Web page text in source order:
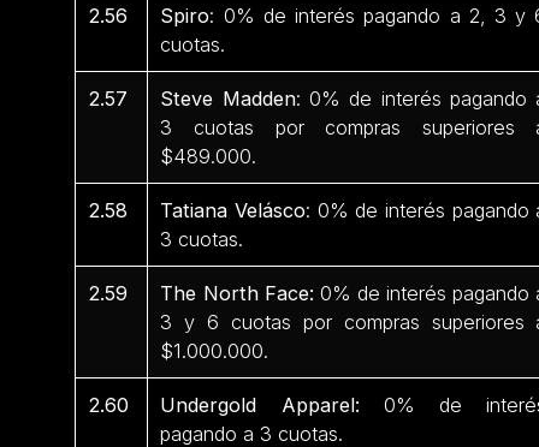
2.56 Spiro: 0% de interés pagando a 2, 3 y
cuotas.
2.57 Steve Madden: 0% de interés pagando
3 cuotas por compras superiores
$489.000.
2.58 Tatiana Velásco: 0% de interés pagando
3 cuotas.
2.59 The North Face: 0% de interés pagando
3 y 6 cuotas por compras superiores
$1.000.000.
2.60 Undergold Apparel: 0% de
pagando a 3 cuotas.